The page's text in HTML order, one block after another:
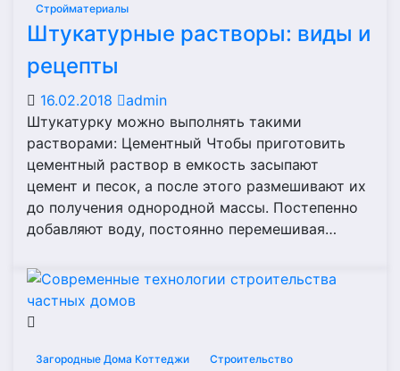
Стройматериалы
Штукатурные растворы: виды и
рецепты
16.02.2018
admin
Штукатурку можно выполнять такими
растворами: Цементный Чтобы приготовить
цементный раствор в емкость засыпают
цемент и песок, а после этого размешивают их
до получения однородной массы. Постепенно
добавляют воду, постоянно перемешивая…
Загородные Дома Коттеджи
Строительство